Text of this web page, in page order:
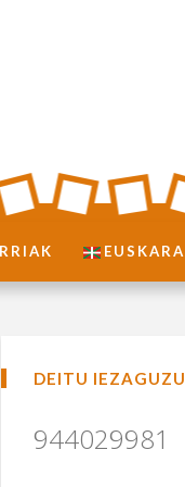
EUSKARA
DEITU IEZAGUZU
944029981